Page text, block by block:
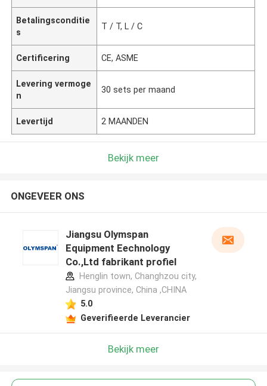
Betalingsconditie
s
T / T, L / C
Certificering CE, ASME
Levering vermoge
n
30 sets per maand
Levertijd 2 MAANDEN
Bekijk meer
ONGEVEER ONS
Jiangsu Olymspan
Equipment Eechnology
Co.,Ltd fabrikant profiel
Henglin town, Changhzou city,
Jiangsu province, China ,CHINA
5.0
Geverifieerde Leverancier
Bekijk meer